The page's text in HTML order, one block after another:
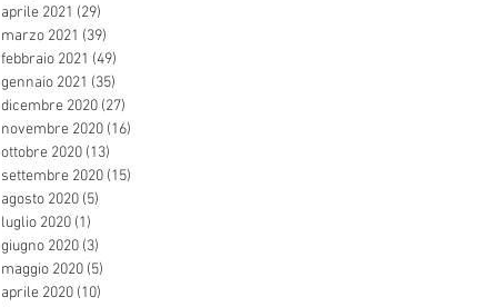
aprile 2021 (29)
marzo 2021 (39)
febbraio 2021 (49)
gennaio 2021 (35)
dicembre 2020 (27)
novembre 2020 (16)
ottobre 2020 (13)
settembre 2020 (15)
agosto 2020 (5)
luglio 2020 (1)
giugno 2020 (3)
maggio 2020 (5)
aprile 2020 (10)